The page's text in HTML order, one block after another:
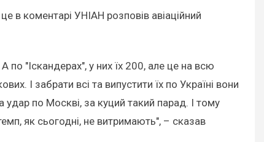
в коментарі УНІАН розповів авіаційний
"Іскандерах", у них їх 200, але це на всю
І забрати всі та випустити їх по Україні вони
удар по Москві, за куций такий парад. І тому
як сьогодні, не витримають", – сказав